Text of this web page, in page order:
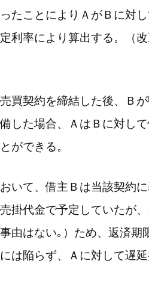
たことによりＡがＢに対
利率により算出する。（
買契約を締結した後、Ｂ
した場合、ＡはＢに対し
ができる。
いて、借主Ｂは当該契約
掛代金で予定していたが
由はない｡）ため、返済期
は陥らず、Ａに対して遅